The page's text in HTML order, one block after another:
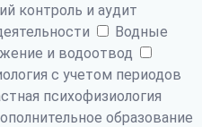
контроль и аудит
Водные
и водоотвод
с учетом периодов
психофизиология
образование